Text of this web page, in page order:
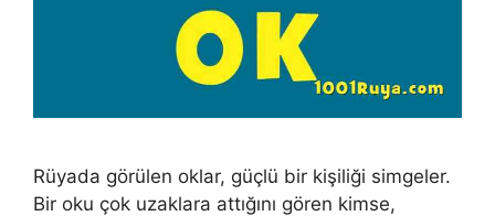
Rüyada görülen oklar, güçlü bir kişiliği simgeler.
Bir oku çok uzaklara attığını gören kimse,